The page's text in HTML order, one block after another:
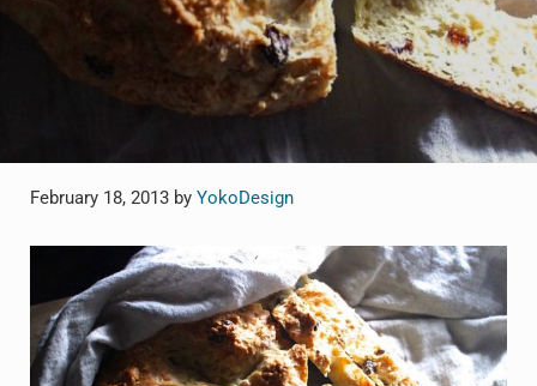
February 18, 2013 by YokoDesign